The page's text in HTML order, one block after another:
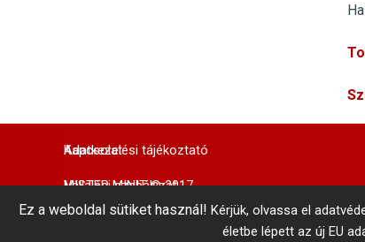
MISTER MINIT © 2017
Adatkezelési tájékoztató
Vállalási szabályzat
Kapcsolat
Központi Autókulcsmásolás
telefonszám: +36 1 866 3300 # 3206
Ez a weboldal sütiket használ! Kérjük, olvassa el
életbe lépett az új EU